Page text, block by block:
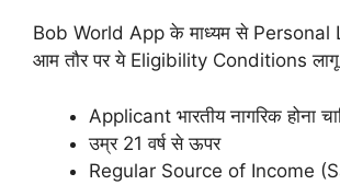
Bob World App के माध्यम से Personal
आम तौर पर ये Eligibility Conditions लागू
Applicant भारतीय नागरिक होना
उम्र 21 वर्ष से ऊपर
Regular Source of Income